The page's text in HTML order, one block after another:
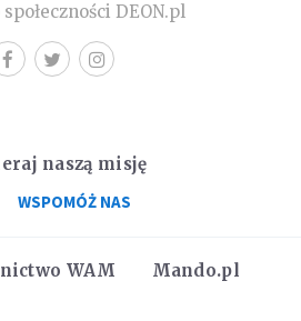
społeczności DEON.pl
WAM
Mando.pl
naszą misję
WSPOMÓŻ NAS